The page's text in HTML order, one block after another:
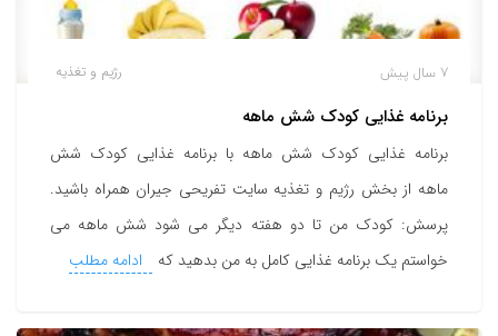
رژیم و تغذیه 7 سال پیش
برنامه غذایی کودک شش ماهه
برنامه غذایی کودک شش ماهه با برنامه غذایی کودک شش
ماهه از بخش رژیم و تغذیه سایت تفریحی جیران همراه باشید.
پرسش: کودک من تا دو هفته دیگر می شود شش ماهه می
خواستم یک برنامه غذایی کامل به من بدهید که
ادامه مطلب